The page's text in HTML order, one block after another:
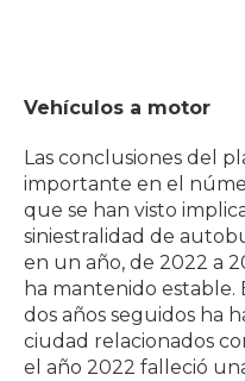
Vehículos a motor
Las conclusiones del
importante en el
que se han visto
siniestralidad de
en un año, de 2022 a
ha mantenido
dos años seguidos ha
ciudad relacionados
el año 2022 falleció